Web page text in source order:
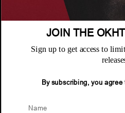
JOIN THE
Sign up to get access to
By subscribing, you agree